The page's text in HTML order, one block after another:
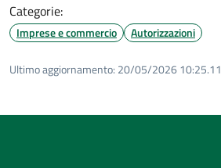
Categorie:
Imprese e commercio Autorizzazioni
Ultimo aggiornamento: 20/05/2026 10:25.11